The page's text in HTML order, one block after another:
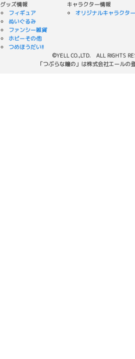
グッズ情報
フィギュア
ぬいぐるみ
ファンシー雑貨
ホビーその他
つめほうだい!!
キャラクター情報
オリジナルキャラクター
©YELL CO.,LTD. ALL RIGHTS
「つぶらな瞳の」は株式会社エールの